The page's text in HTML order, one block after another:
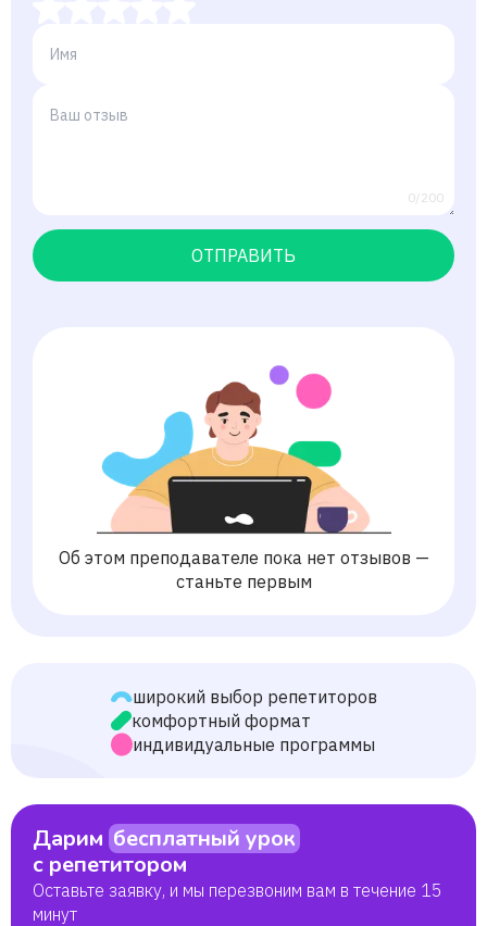
0/200
ОТПРАВИТЬ
Об этом преподавателе пока нет отзывов —
станьте первым
широкий выбор репетиторов
комфортный формат
индивидуальные программы
Дарим бесплатный урок
с репетитором
Оставьте заявку, и мы перезвоним вам в течение 15
минут